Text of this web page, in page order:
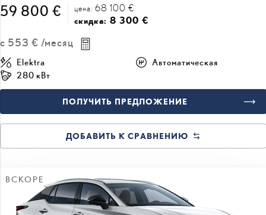
59 800 € цена: 68 100 €
скидка: 8 300 €
с 553 € /месяц
Elektra
Автоматическая
280 кВт
ПОЛУЧИТЬ ПРЕДЛОЖЕНИЕ
ДОБАВИТЬ К СРАВНЕНИЮ
ВСКОРЕ